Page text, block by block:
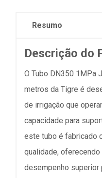
Resumo
Descrição do
O Tubo DN350 1MPa
metros da Tigre é
de irrigação que
capacidade para
este tubo é fabricado
qualidade,
desempenho superior